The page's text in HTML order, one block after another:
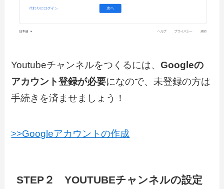
Youtubeチャンネルをつくるには、Googleの
アカウント登録が必要になので、未登録の方は
手続きを済ませましょう！
>>Googleアカウントの作成
STEP２ YOUTUBEチャンネルの設定